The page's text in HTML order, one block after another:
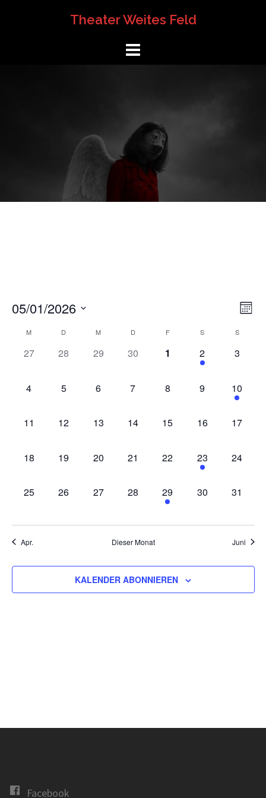
Theater Weites Feld
05/01/2026
Kalender
von
M D M D F S S
0
27
0
28
0
29
0
VERANSTALTUNGEN,
30
0
VERANSTALTUNGEN,
1
1
2
0
3
0
4
0
5
0
6
0
7
0
VERANSTALTUNGEN,
8
0
9
1
10
0
11
0
12
0
13
0
14
0
15
0
16
0
17
0
18
0
19
0
20
0
VERANSTALTUNGEN,
21
0
VERANSTALTUNGEN,
22
1
23
0
24
0
25
0
26
0
VERANSTALTUNGEN,
27
0
VERANSTALTUNGEN,
28
1
VERANSTALTUNG,
29
0
30
0
31
Apr. Dieser Monat Juni
KALENDER ABONNIEREN
Facebook